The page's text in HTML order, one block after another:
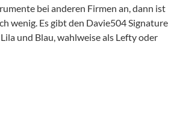
bei anderen Firmen an, dann ist
wenig. Es gibt den Davie504 Signature
und Blau, wahlweise als Lefty oder